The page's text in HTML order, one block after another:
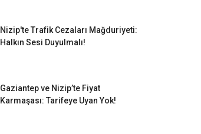
Nizip'te Trafik Cezaları Mağduriyeti:
Halkın Sesi Duyulmalı!
Gaziantep ve Nizip’te Fiyat
Karmaşası: Tarifeye Uyan Yok!